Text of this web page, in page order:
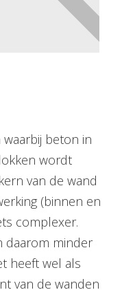
beton in
wordt
van de wand
(binnen en
complexer.
daarom minder
heeft wel als
van de wanden